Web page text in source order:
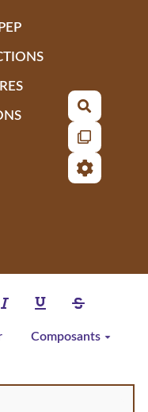
Composants